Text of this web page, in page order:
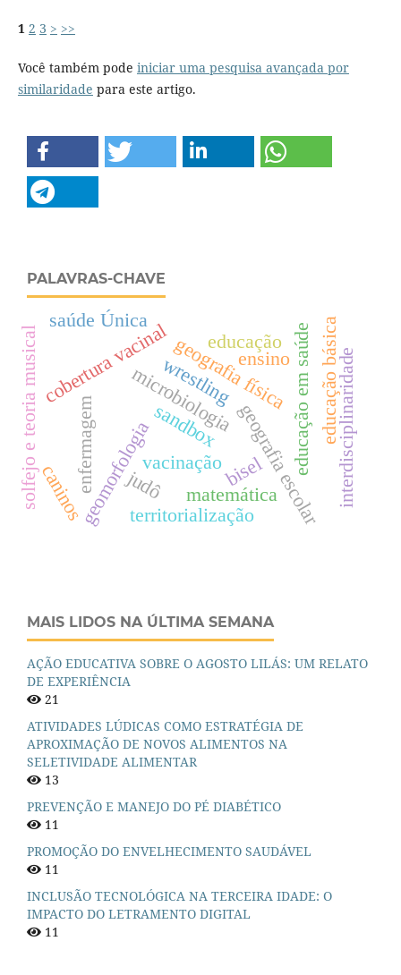
1 2 3 > >>
Você também pode iniciar uma pesquisa avançada por
similaridade para este artigo.
PALAVRAS-CHAVE
geografia física
geomorfologia geografia escolar
sandbox
cobertura vacinal educação em saúde
enfermagem vacinação
microbiologia
ensino educação básica
bisel
solfejo e teoria musical
matemática
territorialização
educação
judô
wrestling interdisciplinaridade
caninos
saúde Única
MAIS LIDOS NA ÚLTIMA SEMANA
AÇÃO EDUCATIVA SOBRE O AGOSTO LILÁS: UM RELATO
DE EXPERIÊNCIA
21
ATIVIDADES LÚDICAS COMO ESTRATÉGIA DE
APROXIMAÇÃO DE NOVOS ALIMENTOS NA
SELETIVIDADE ALIMENTAR
13
PREVENÇÃO E MANEJO DO PÉ DIABÉTICO
11
PROMOÇÃO DO ENVELHECIMENTO SAUDÁVEL
11
INCLUSÃO TECNOLÓGICA NA TERCEIRA IDADE: O
IMPACTO DO LETRAMENTO DIGITAL
11